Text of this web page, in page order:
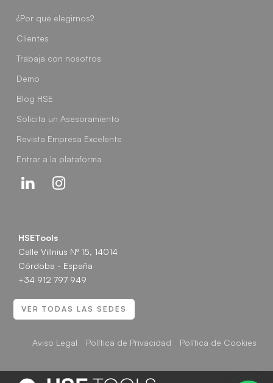
¿Por qué elegirnos?
Clientes
Trabaja con nosotros
Demo
Blog HSE
Solicita un Asesoramiento
Revista Empresa Excelente
Entrar a la plataforma
Linkedin
HSETools
Calle Villnius Nº 15, 14014
Córdoba - España
+34 912 797 949
VER TODAS LAS SEDES
Aviso Legal Política de Privacidad Política de Cookies